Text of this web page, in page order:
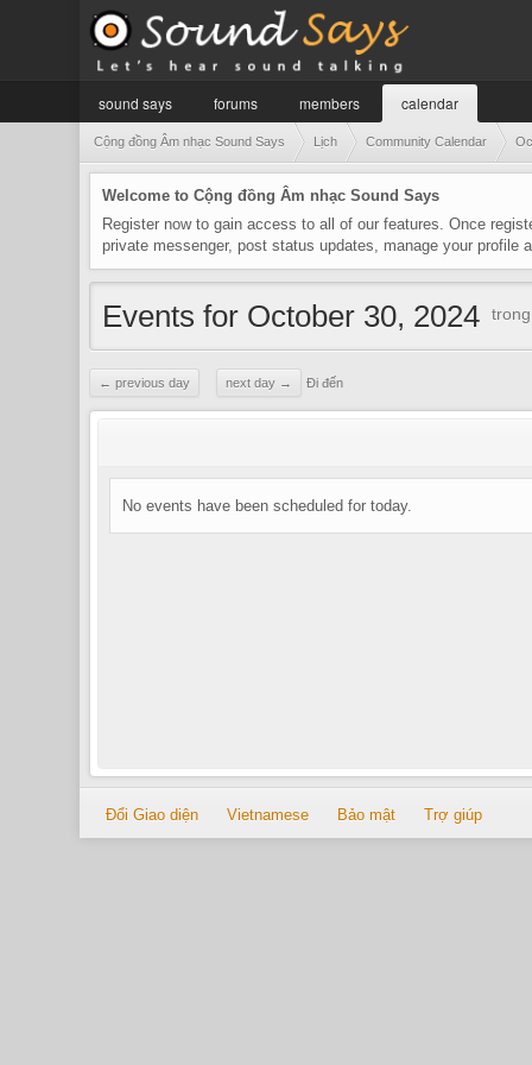
sound says forums members calendar
Cộng đồng Âm nhạc Sound Says Lịch Community Calendar
Welcome to Cộng đồng Âm nhạc Sound Says
Register now to gain access to all of our features. Once
private messenger, post status updates, manage your
Events for October 30, 2024
← previous day next day → Đi đến
No events have been scheduled for today.
Đổi Giao diện Vietnamese Bảo mật Trợ giúp